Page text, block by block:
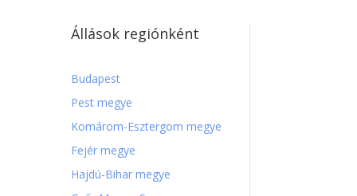
Állások regiónként
Budapest
Pest megye
Komárom-Esztergom megye
Fejér megye
Hajdú-Bihar megye